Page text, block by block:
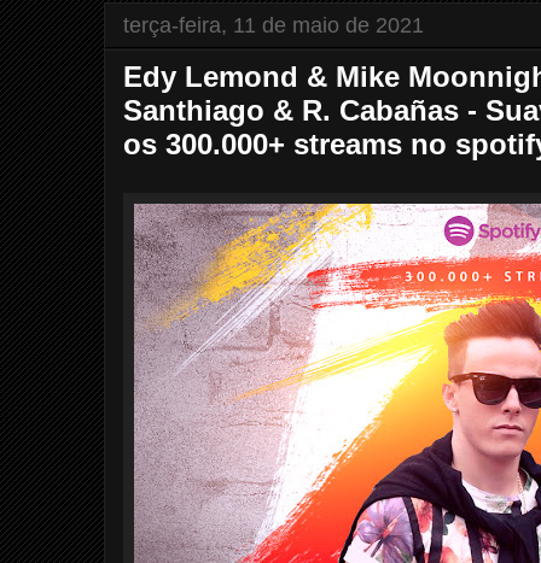
terça-feira, 11 de maio de 2021
Edy Lemond & Mike
Santhiago & R. Cabañas -
os 300.000+ streams no